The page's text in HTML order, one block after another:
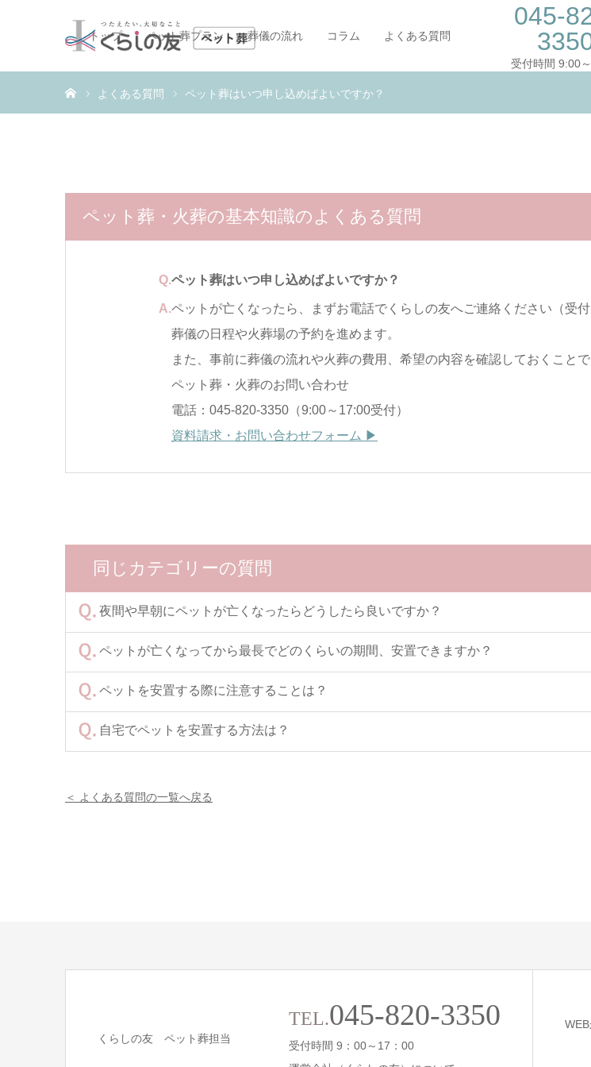
トップ ペット葬プラン 葬儀の流れ コラム よくある質問
045-
受付時間 9:00
よくある質問 ペット葬はいつ申し込めばよいですか？
ペット葬・火葬の基本知識のよくある質問
Q.ペット葬はいつ申し込めばよいですか？
A.ペットが亡くなったら、まずお電話でくらしの友へご連絡ください（受
葬儀の日程や火葬場の予約を進めます。
また、事前に葬儀の流れや火葬の費用、希望の内容を確認しておくこと
ペット葬・火葬のお問い合わせ
電話：045-820-3350（9:00～17:00受付）
資料請求・お問い合わせフォーム ▶
同じカテゴリーの質問
夜間や早朝にペットが亡くなったらどうしたら良いですか？
ペットが亡くなってから最長でどのくらいの期間、安置できますか？
ペットを安置する際に注意することは？
自宅でペットを安置する方法は？
＜ よくある質問の一覧へ戻る
くらしの友 ペット葬担当
TEL.045-820-3350
受付時間 9：00～17：00